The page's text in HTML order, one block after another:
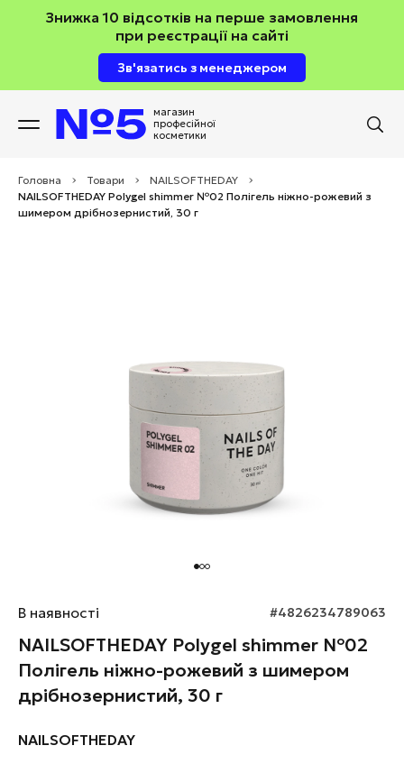
Знижка 10 відсотків на перше замовлення
при реєстрації на сайті
Зв'язатись з менеджером
магазин
професійної
косметики
Головна > Товари > NAILSOFTHEDAY
>
NAILSOFTHEDAY Polygel shimmer №02 Полігель ніжно-рожевий з
шимером дрібнозернистий, 30 г
В наявності #4826234789063
NAILSOFTHEDAY Polygel shimmer №02
Полігель ніжно-рожевий з шимером
дрібнозернистий, 30 г
NAILSOFTHEDAY